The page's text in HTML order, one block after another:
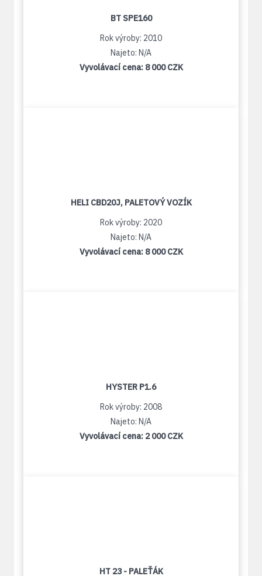
BT SPE160
Rok výroby: 2010
Najeto: N/A
Vyvolávací cena: 8 000 CZK
HELI CBD20J, PALETOVÝ VOZÍK
Rok výroby: 2020
Najeto: N/A
Vyvolávací cena: 8 000 CZK
HYSTER P1.6
Rok výroby: 2008
Najeto: N/A
Vyvolávací cena: 2 000 CZK
HT 23 - PALEŤÁK